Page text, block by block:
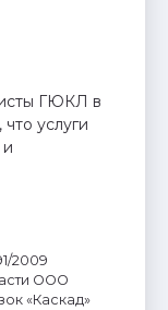
ГЮКЛ в
услуги
2009
ООО
«Каскад»